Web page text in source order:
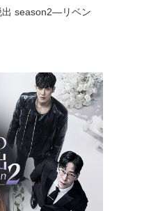
出 season2―リベン